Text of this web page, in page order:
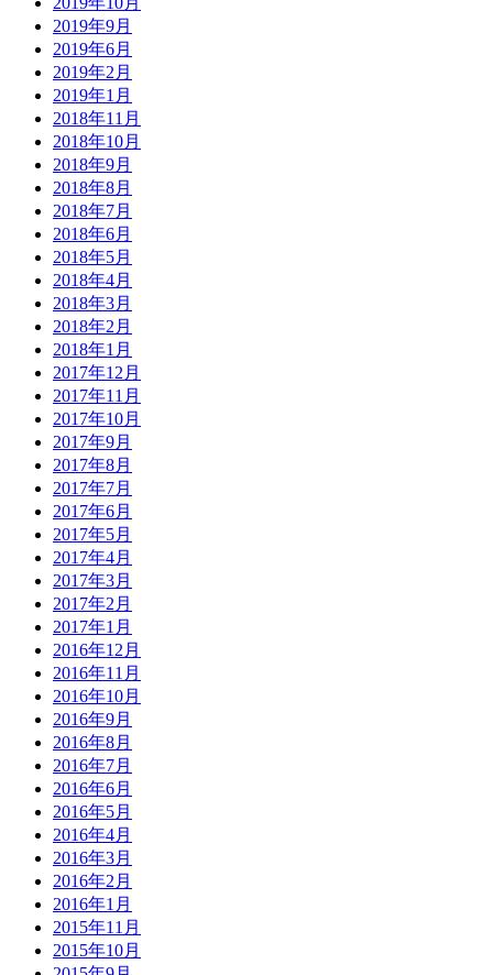
2019年9月
2019年6月
2019年2月
2019年1月
2018年11月
2018年10月
2018年9月
2018年8月
2018年7月
2018年6月
2018年5月
2018年4月
2018年3月
2018年2月
2018年1月
2017年12月
2017年11月
2017年10月
2017年9月
2017年8月
2017年7月
2017年6月
2017年5月
2017年4月
2017年3月
2017年2月
2017年1月
2016年12月
2016年11月
2016年10月
2016年9月
2016年8月
2016年7月
2016年6月
2016年5月
2016年4月
2016年3月
2016年2月
2016年1月
2015年11月
2015年10月